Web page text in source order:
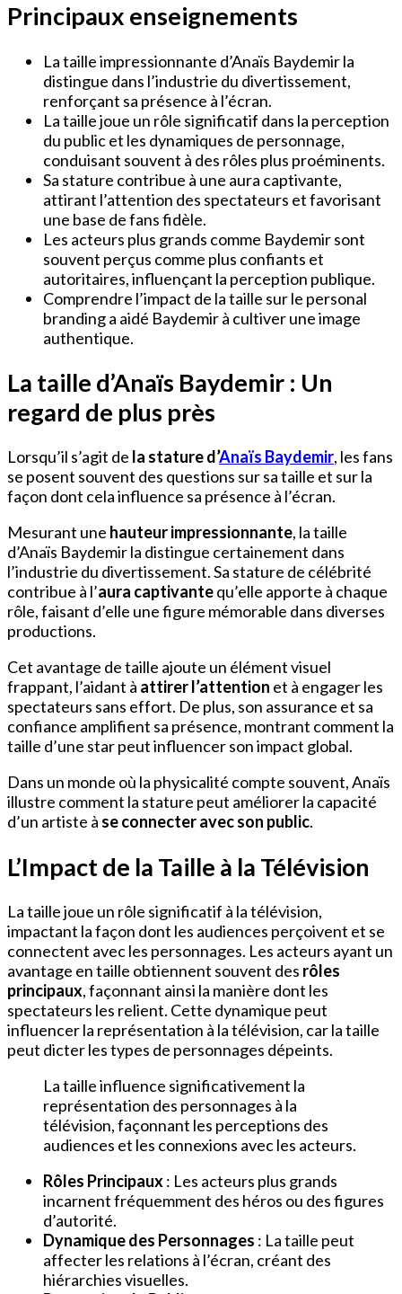
Principaux enseignements
La taille impressionnante d’Anaïs Baydemir la
distingue dans l’industrie du divertissement,
renforçant sa présence à l’écran.
La taille joue un rôle significatif dans la perception
du public et les dynamiques de personnage,
conduisant souvent à des rôles plus proéminents.
Sa stature contribue à une aura captivante,
attirant l’attention des spectateurs et favorisant
une base de fans fidèle.
Les acteurs plus grands comme Baydemir sont
souvent perçus comme plus confiants et
autoritaires, influençant la perception publique.
Comprendre l’impact de la taille sur le personal
branding a aidé Baydemir à cultiver une image
authentique.
La taille d’Anaïs Baydemir : Un
regard de plus près
Lorsqu’il s’agit de la stature d’Anaïs Baydemir, les fans
se posent souvent des questions sur sa taille et sur la
façon dont cela influence sa présence à l’écran.
Mesurant une hauteur impressionnante, la taille
d’Anaïs Baydemir la distingue certainement dans
l’industrie du divertissement. Sa stature de célébrité
contribue à l’aura captivantequ’elle apporte à chaque
rôle, faisant d’elle une figure mémorable dans diverses
productions.
Cet avantage de taille ajoute un élément visuel
frappant, l’aidant à attirer l’attention et à engager les
spectateurs sans effort. De plus, son assurance et sa
confiance amplifient sa présence, montrant comment la
taille d’une star peut influencer son impact global.
Dans un monde où la physicalité compte souvent, Anaïs
illustre comment la stature peut améliorer la capacité
d’un artiste à se connecter avec son public.
L’Impact de la Taille à la Télévision
La taille joue un rôle significatif à la télévision,
impactant la façon dont les audiences perçoivent et se
connectent avec les personnages. Les acteurs ayant un
avantage en taille obtiennent souvent des rôles
principaux, façonnant ainsi la manière dont les
spectateurs les relient. Cette dynamique peut
influencer la représentation à la télévision, car la taille
peut dicter les types de personnages dépeints.
La taille influence significativement la
représentation des personnages à la
télévision, façonnant les perceptions des
audiences et les connexions avec les acteurs.
Rôles Principaux: Les acteurs plus grands
incarnent fréquemment des héros ou des figures
d’autorité.
Dynamique des Personnages : La taille peut
affecter les relations à l’écran, créant des
hiérarchies visuelles.